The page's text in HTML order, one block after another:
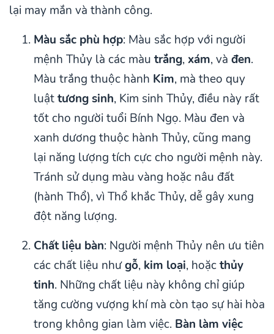
lại may mắn và thành công.
Màu sắc phù hợp: Màu sắc hợp với người
mệnh Thủy là các màu trắng, xám, và đen.
Màu trắng thuộc hành Kim, mà theo quy
luậttương sinh, Kim sinh Thủy, điều này rất
tốt cho người tuổi Bính Ngọ. Màu đen và
xanh dương thuộc hành Thủy, cũng mang
lại năng lượng tích cực cho người mệnh này.
Tránh sử dụng màu vàng hoặc nâu đất
(hành Thổ), vì Thổ khắc Thủy, dễ gây xung
đột năng lượng.
Chất liệu bàn: Người mệnh Thủy nên ưu tiên
các chất liệu nhưgỗ, kim loại, hoặcthủy
tinh. Những chất liệu này không chỉ giúp
tăng cường vượng khí mà còn tạo sự hài hòa
trong không gian làm việc. Bàn làm việc